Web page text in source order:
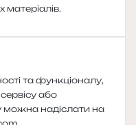
матеріалів.
та функціоналу,
або
можна надіслати на